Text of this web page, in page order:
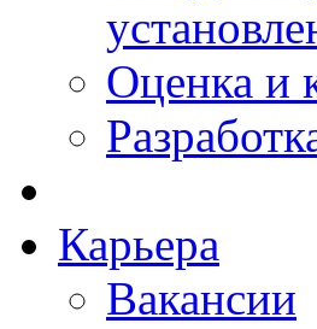
Оценка и
Карьера
Вакансии